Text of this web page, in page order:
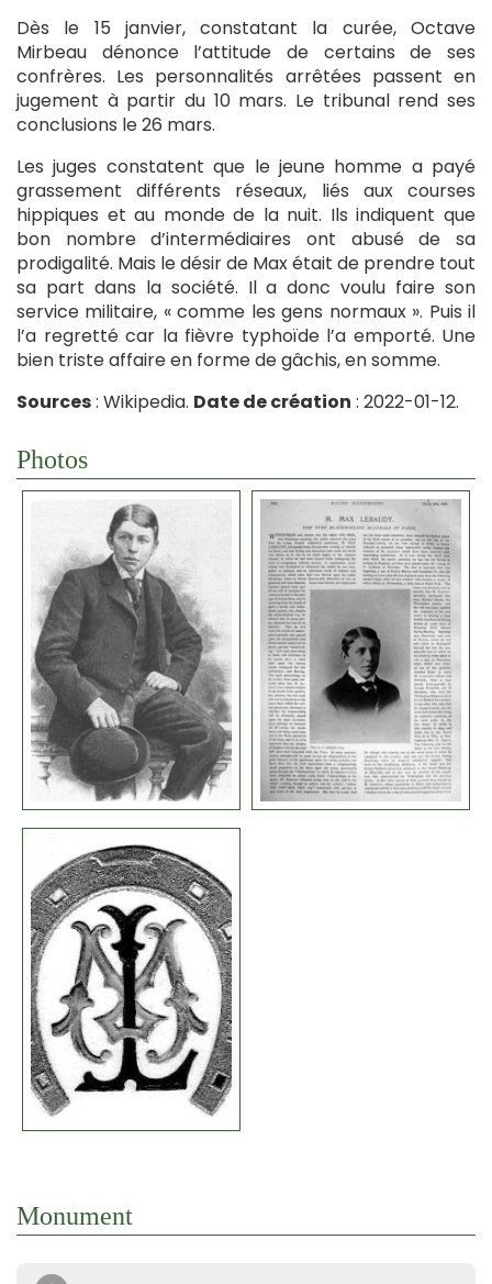
Dès le 15 janvier, constatant la curée, Octave
Mirbeau dénonce l’attitude de certains de ses
confrères. Les personnalités arrêtées passent en
jugement à partir du 10 mars. Le tribunal rend ses
conclusions le 26 mars.
Les juges constatent que le jeune homme a payé
grassement différents réseaux, liés aux courses
hippiques et au monde de la nuit. Ils indiquent que
bon nombre d’intermédiaires ont abusé de sa
prodigalité. Mais le désir de Max était de prendre tout
sa part dans la société. Il a donc voulu faire son
service militaire, « comme les gens normaux ». Puis il
l’a regretté car la fièvre typhoïde l’a emporté. Une
bien triste affaire en forme de gâchis, en somme.
Sources: Wikipedia. Date de création : 2022-01-12.
Photos
Monument